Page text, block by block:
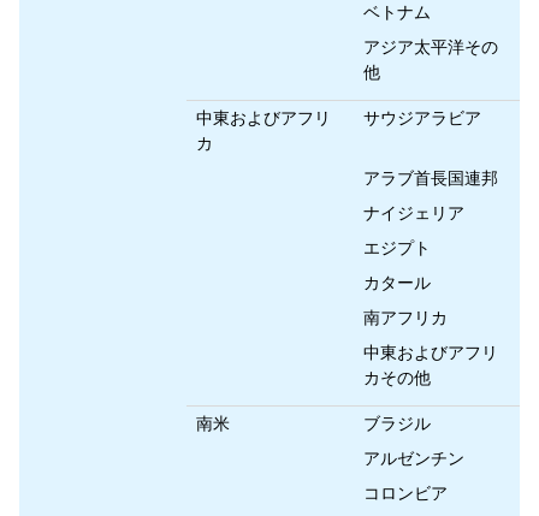
ベトナム
アジア太平洋その
他
中東およびアフリ
カ
サウジアラビア
アラブ首長国連邦
ナイジェリア
エジプト
カタール
南アフリカ
中東およびアフリ
カその他
南米
ブラジル
アルゼンチン
コロンビア